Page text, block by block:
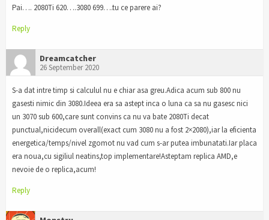
Pai…. 2080Ti 620….3080 699….tu ce parere ai?
Reply
Dreamcatcher
26 September 2020
S-a dat intre timp si calculul nu e chiar asa greu.Adica acum sub 800 nu
gasesti nimic din 3080.Ideea era sa astept inca o luna ca sa nu gasesc nici
un 3070 sub 600,care sunt convins ca nu va bate 2080Ti decat
punctual,nicidecum overall(exact cum 3080 nu a fost 2×2080),iar la eficienta
energetica/temps/nivel zgomot nu vad cum s-ar putea imbunatati.Iar placa
era noua,cu sigiliul neatins,top implementare!Asteptam replica AMD,e
nevoie de o replica,acum!
Reply